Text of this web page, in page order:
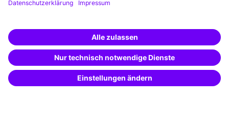
Weiterbildungs-App
Besondere Angebote
Potenzialanalyse
Transfercoaching
Weiterbildung finden -
mit KI-Power!
Beschreibe was du suchst und erhalte
passende Weiterbildungen vomKI-Berater
– schnell und treffsicher.